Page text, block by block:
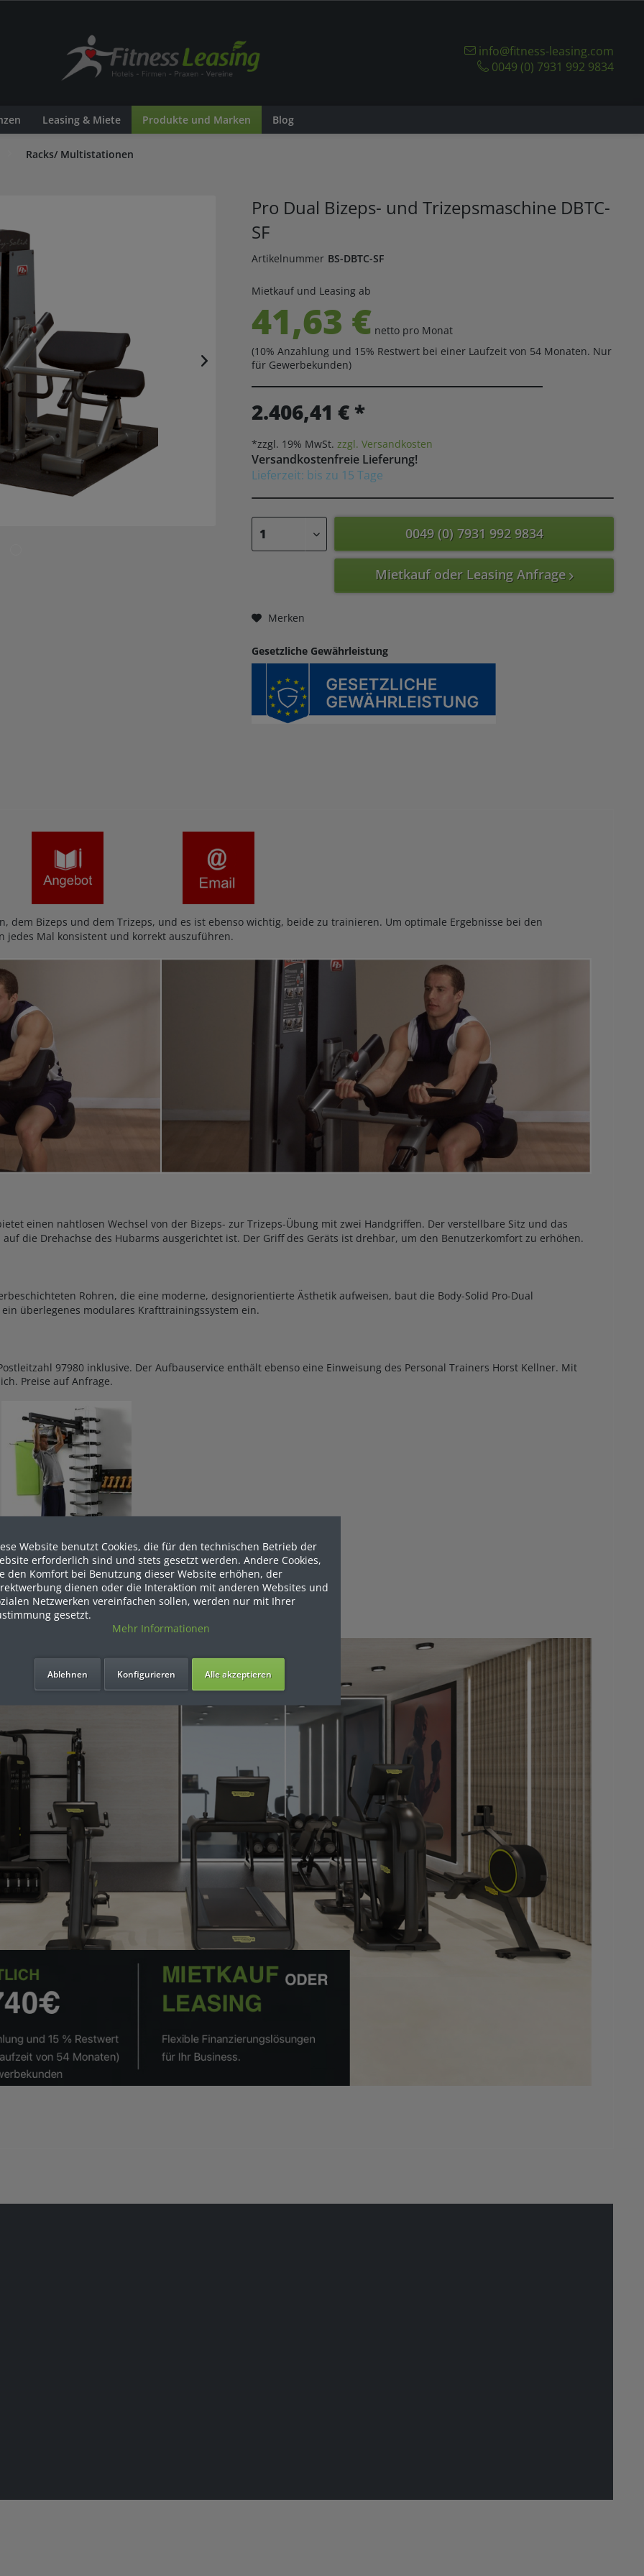
info@fitness-leasing.com
0049 (0) 7931 992 9834
Leasing & Miete Produkte und Marken Blog
Racks/ Multistationen
Pro Dual Bizeps- und Trizepsmaschine DBTC-
SF
Artikelnummer BS-DBTC-SF
Mietkauf und Leasing ab
41,63 € netto pro Monat
(10% Anzahlung und 15% Restwert bei einer Laufzeit von 54 Monaten. Nur
für Gewerbekunden)
2.406,41 € *
*zzgl. 19% MwSt. zzgl. Versandkosten
Versandkostenfreie Lieferung!
Lieferzeit: bis zu 15 Tage
0049 (0) 7931 992 9834
Mietkauf oder Leasing Anfrage
Merken
Gesetzliche Gewährleistung
dem Bizeps und dem Trizeps, und es ist ebenso wichtig, beide zu trainieren. Um optimale Ergebnisse bei den
jedes Mal konsistent und korrekt auszuführen.
einen nahtlosen Wechsel von der Bizeps- zur Trizeps-Übung mit zwei Handgriffen. Der verstellbare Sitz und das
die Drehachse des Hubarms ausgerichtet ist. Der Griff des Geräts ist drehbar, um den Benutzerkomfort zu erhöhen.
Rohren, die eine moderne, designorientierte Ästhetik aufweisen, baut die Body-Solid Pro-Dual
überlegenes modulares Krafttrainingssystem ein.
97980 inklusive. Der Aufbauservice enthält ebenso eine Einweisung des Personal Trainers Horst Kellner. Mit
Preise auf Anfrage.
Referenzen Crossfit
Website benutzt Cookies, die für den technischen Betrieb der
erforderlich sind und stets gesetzt werden. Andere Cookies,
den Komfort bei Benutzung dieser Website erhöhen, der
dienen oder die Interaktion mit anderen Websites und
Netzwerken vereinfachen sollen, werden nur mit Ihrer
gesetzt.
Mehr Informationen
Ablehnen Alle akzeptieren
Konfigurieren